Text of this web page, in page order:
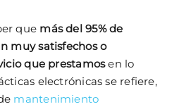
que más del 95% de
muy satisfechos o
que prestamosen lo
electrónicas se refiere,
mantenimiento